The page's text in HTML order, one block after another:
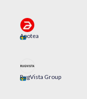
Apotea
RugVista Group